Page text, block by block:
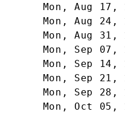
Wir finden Babysteps
Toller Kurs, hat spaß
Austausch mit
und teilweise auch
alleine ist mit seinen
Mon, Aug 17,
Mon, Aug 24,
Mon, Aug 31,
Mon, Sep 07,
Mon, Sep 14,
Mon, Sep 21,
Mon, Sep 28,
Mon, Oct 05,